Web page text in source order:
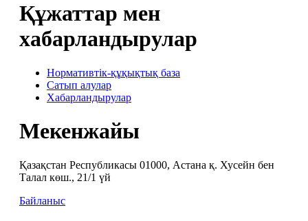
Құжаттар мен
хабарландырулар
Нормативтік-құқықтық база
Сатып алулар
Хабарландырулар
Мекенжайы
Қазақстан Республикасы 01000, Астана қ. Хусейн бен
Талал көш., 21/1 үй
Байланыс